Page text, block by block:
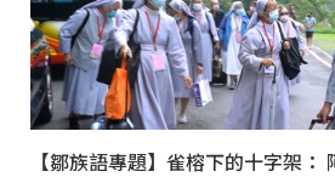
【鄒族語專題】雀榕下的十字架：